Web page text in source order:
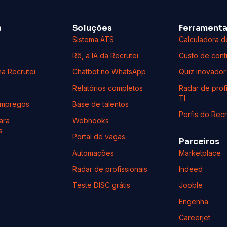
Recrutei
Soluções
Sistema ATS
Rê, a IA da Recrutei
Chatbot no WhatsApp
Relatórios completos
Base de talentos
Webhooks
Portal de vagas
Automações
Radar de profissionais
Teste DISC grátis
Calculadora
Custo de
Quiz inovador
Radar de
TI
Perfis do
Parceiros
Marketplace
Indeed
Jooble
Engenha
Careerjet